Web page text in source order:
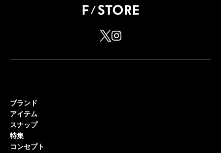
ブランド
アイテム
スナップ
特集
コンセプト